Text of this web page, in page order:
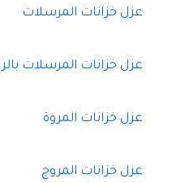
عزل خزانات المرسلات
عزل خزانات المرسلات
عزل خزانات المروة
عزل خزانات المروج